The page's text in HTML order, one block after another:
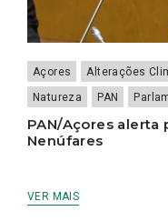
Açores Alterações
Natureza
PAN
PAN/Açores alerta
Nenúfares
VER MAIS